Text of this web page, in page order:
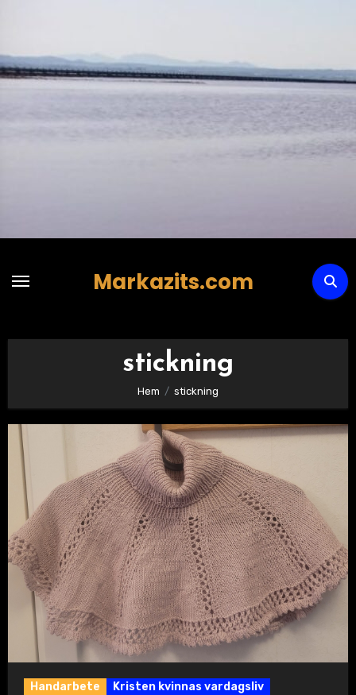
innehåll
Markazits.com
stickning
Hem stickning
Handarbete
Kristen kvinnas vardagsliv